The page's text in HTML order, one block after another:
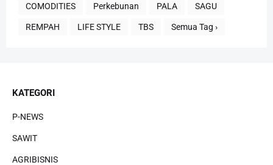
COMODITIES Perkebunan PALA SAGU
REMPAH LIFE STYLE TBS Semua Tag ›
KATEGORI
P-NEWS
SAWIT
AGRIBISNIS